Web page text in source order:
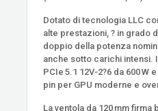
Dotato di tecnologia LLC
alte prestazioni, ? in grado
doppio della potenza
anche sotto carichi intensi.
PCIe 5.1 12V‑2?6 da 600
pin per GPU moderne e
La ventola da 120 mm firma